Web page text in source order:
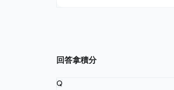
回答拿積分
Q